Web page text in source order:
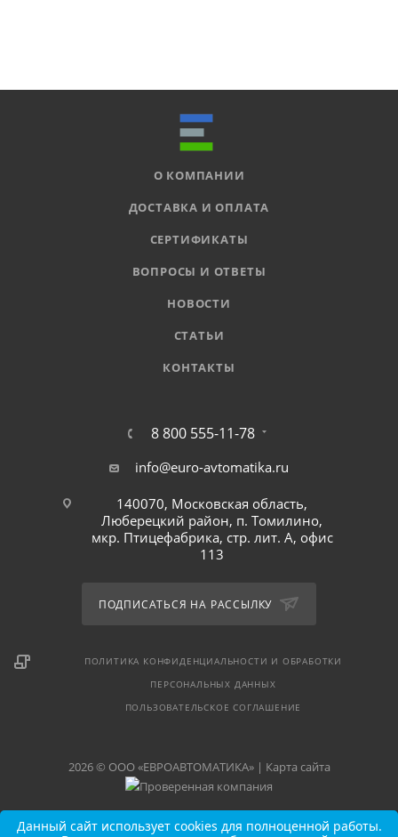
О КОМПАНИИ
ДОСТАВКА И ОПЛАТА
СЕРТИФИКАТЫ
ВОПРОСЫ И ОТВЕТЫ
НОВОСТИ
СТАТЬИ
КОНТАКТЫ
8 800 555-11-78
info@euro-avtomatika.ru
140070, Московская область,
Люберецкий район, п. Томилино,
мкр. Птицефабрика, стр. лит. А, офис
113
ПОДПИСАТЬСЯ НА РАССЫЛКУ
ПОЛИТИКА КОНФИДЕНЦИАЛЬНОСТИ И ОБРАБОТКИ
ПЕРСОНАЛЬНЫХ ДАННЫХ
ПОЛЬЗОВАТЕЛЬСКОЕ СОГЛАШЕНИЕ
2026 © ООО «ЕВРОАВТОМАТИКА» | Карта сайта
Данный сайт использует cookies для полноценной работы.